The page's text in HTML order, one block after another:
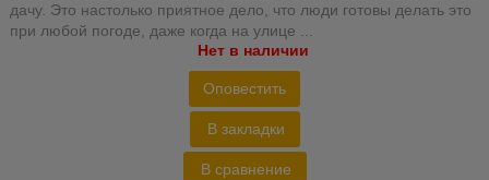
дачу. Это настолько приятное дело, что люди готовы делать это
при любой погоде, даже когда на улице ...
Нет в наличии
Оповестить
В закладки
В сравнение